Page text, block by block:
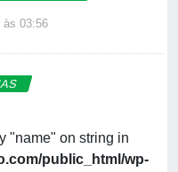
às 03:56
"name" on string in
public_html/wp-